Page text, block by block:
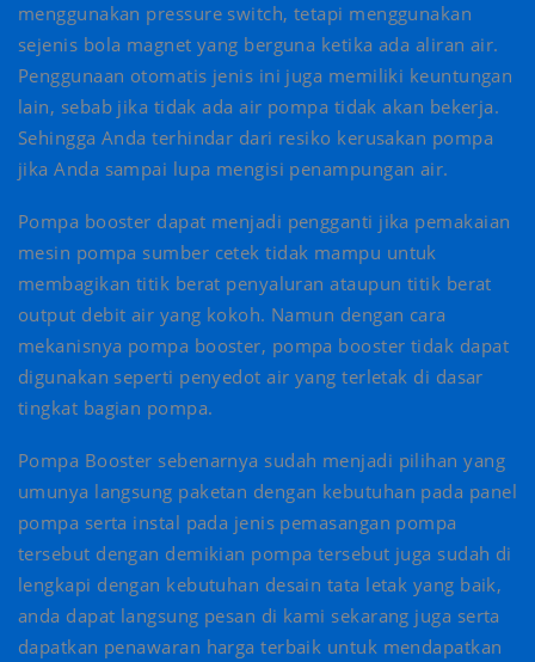
menggunakan pressure switch, tetapi menggunakan
sejenis bola magnet yang berguna ketika ada aliran air.
Penggunaan otomatis jenis ini juga memiliki keuntungan
lain, sebab jika tidak ada air pompa tidak akan bekerja.
Sehingga Anda terhindar dari resiko kerusakan pompa
jika Anda sampai lupa mengisi penampungan air.
Pompa booster dapat menjadi pengganti jika pemakaian
mesin pompa sumber cetek tidak mampu untuk
membagikan titik berat penyaluran ataupun titik berat
output debit air yang kokoh. Namun dengan cara
mekanisnya pompa booster, pompa booster tidak dapat
digunakan seperti penyedot air yang terletak di dasar
tingkat bagian pompa.
Pompa Booster sebenarnya sudah menjadi pilihan yang
umunya langsung paketan dengan kebutuhan pada panel
pompa serta instal pada jenis pemasangan pompa
tersebut dengan demikian pompa tersebut juga sudah di
lengkapi dengan kebutuhan desain tata letak yang baik,
anda dapat langsung pesan di kami sekarang juga serta
dapatkan penawaran harga terbaik untuk mendapatkan